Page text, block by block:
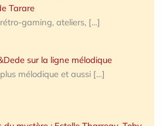
Tarare
gaming, ateliers, […]
sur la ligne mélodique
mélodique et aussi […]